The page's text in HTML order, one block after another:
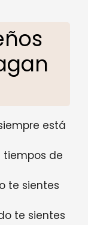
está
tiempos de
te sientes
te sientes